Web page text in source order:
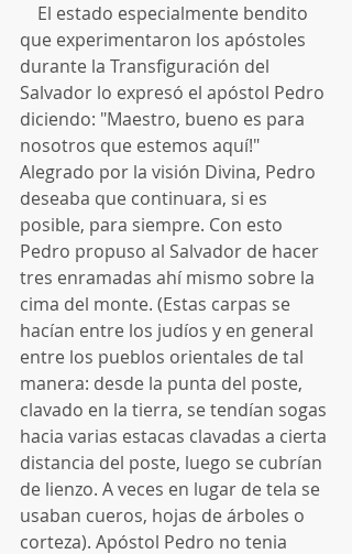
que experimentaron los apóstoles
durante la Transfiguración del
Salvador lo expresó el apóstol Pedro
diciendo: "Maestro, bueno es para
nosotros que estemos aquí!"
Alegrado por la visión Divina, Pedro
deseaba que continuara, si es
posible, para siempre. Con esto
Pedro propuso al Salvador de hacer
tres enramadas ahí mismo sobre la
cima del monte. (Estas carpas se
hacían entre los judíos y en general
entre los pueblos orientales de tal
manera: desde la punta del poste,
clavado en la tierra, se tendían sogas
hacia varias estacas clavadas a cierta
distancia del poste, luego se cubrían
de lienzo. A veces en lugar de tela se
usaban cueros, hojas de árboles o
corteza). Apóstol Pedro no tenia